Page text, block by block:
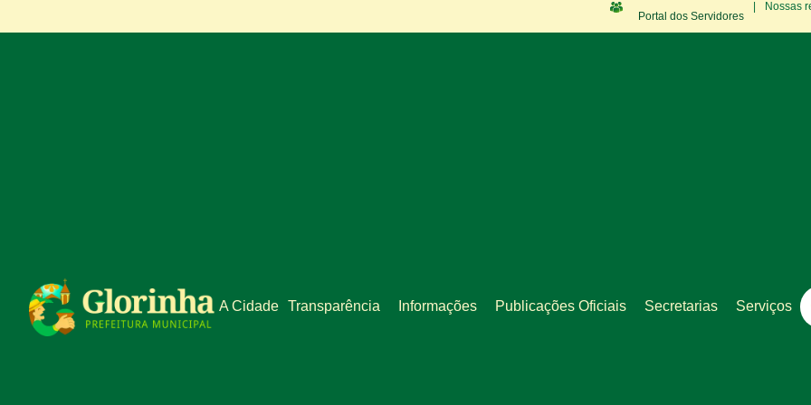
Portal dos Servidores
Nossas
A Cidade Transparência Informações Publicações Oficiais Secretarias Serviços